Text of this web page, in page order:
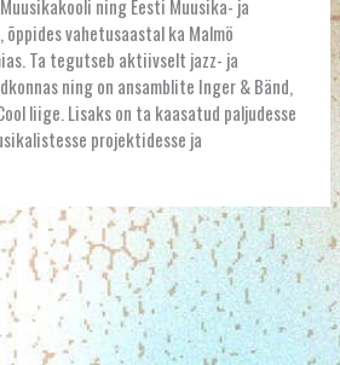
ning Eesti Muusika- ja
vahetusaastal ka Malmö
Ta tegutseb aktiivselt jazz- ja
ning on ansamblite Inger & Bänd,
liige. Lisaks on ta kaasatud paljudesse
projektidesse ja